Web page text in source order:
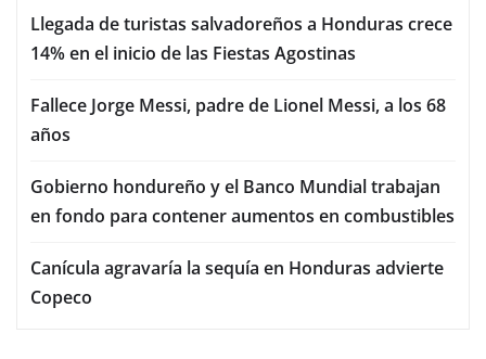
Llegada de turistas salvadoreños a Honduras crece
14% en el inicio de las Fiestas Agostinas
Fallece Jorge Messi, padre de Lionel Messi, a los 68
años
Gobierno hondureño y el Banco Mundial trabajan
en fondo para contener aumentos en combustibles
Canícula agravaría la sequía en Honduras advierte
Copeco